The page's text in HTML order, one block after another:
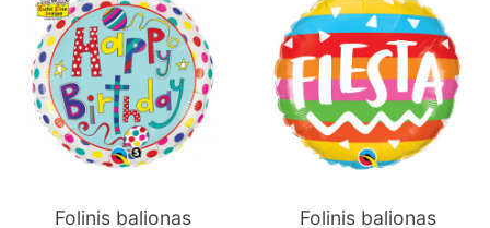
Folinis balionas
Folinis balionas